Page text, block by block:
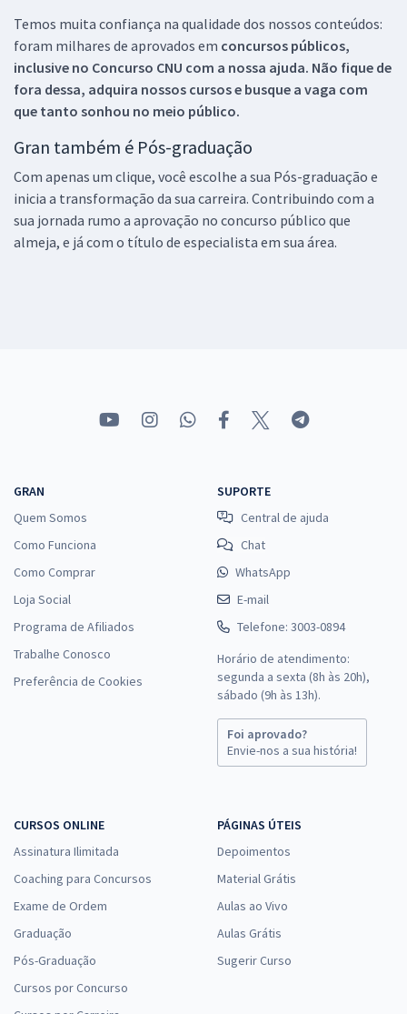
Temos muita confiança na qualidade dos nossos conteúdos:
foram milhares de aprovados em concursos públicos,
inclusive no Concurso CNU com a nossa ajuda. Não fique de
fora dessa, adquira nossos cursos e busque a vaga com
que tanto sonhou no meio público.
Gran também é Pós-graduação
Com apenas um clique, você escolhe a sua Pós-graduação e
inicia a transformação da sua carreira. Contribuindo com a
sua jornada rumo a aprovação no concurso público que
almeja, e já com o título de especialista em sua área.
GRAN
Quem Somos
Como Funciona
Como Comprar
Loja Social
Programa de Afiliados
Trabalhe Conosco
Preferência de Cookies
SUPORTE
Central de ajuda
Chat
WhatsApp
E-mail
Telefone: 3003-0894
Horário de atendimento:
segunda a sexta (8h às 20h),
sábado (9h às 13h).
Foi aprovado?
Envie-nos a sua história!
CURSOS ONLINE
Assinatura Ilimitada
Coaching para Concursos
Exame de Ordem
Graduação
Pós-Graduação
Cursos por Concurso
PÁGINAS ÚTEIS
Depoimentos
Material Grátis
Aulas ao Vivo
Aulas Grátis
Sugerir Curso